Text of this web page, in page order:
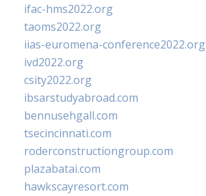
ifac-hms2022.org
taoms2022.org
iias-euromena-conference2022.org
ivd2022.org
csity2022.org
ibsarstudyabroad.com
bennusehgall.com
tsecincinnati.com
roderconstructiongroup.com
plazabatai.com
hawkscayresort.com